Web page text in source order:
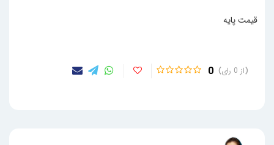
0 0
قیمت پایه